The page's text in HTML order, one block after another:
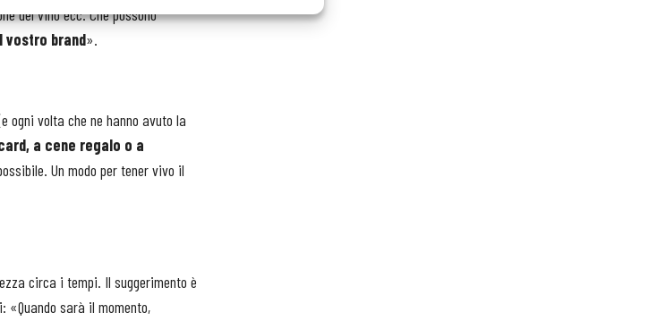
del vino ecc. Che possono
vostro brand».
volta che ne hanno avuto la
a cene regalo o a
Un modo per tener vivo il
circa i tempi. Il suggerimento è
sarà il momento,